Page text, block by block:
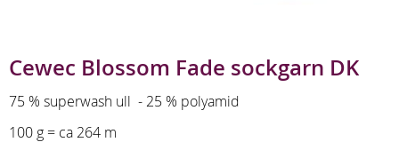
Cewec Blossom Fade sockgarn DK
75 % superwash ull - 25 % polyamid
100 g = ca 264 m